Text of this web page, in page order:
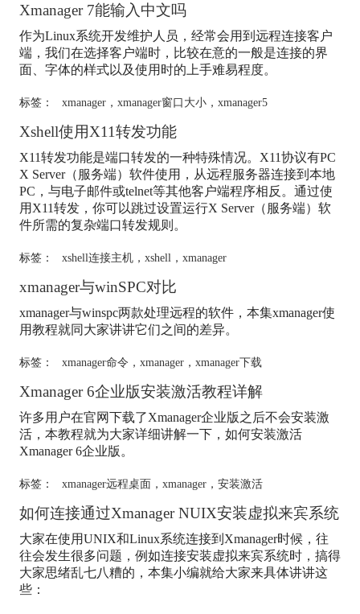
Xmanager 7能输入中文吗
作为Linux系统开发维护人员，经常会用到远程连接客户
端，我们在选择客户端时，比较在意的一般是连接的界
面、字体的样式以及使用时的上手难易程度。
标签： xmanager， xmanager窗口大小， xmanager5
Xshell使用X11转发功能
X11转发功能是端口转发的一种特殊情况。X11协议有PC
X Server（服务端）软件使用，从远程服务器连接到本地
PC，与电子邮件或telnet等其他客户端程序相反。通过使
用X11转发，你可以跳过设置运行X Server（服务端）软
件所需的复杂端口转发规则。
标签： xshell连接主机， xshell ， xmanager
xmanager与winSPC对比
xmanager与winspc两款处理远程的软件，本集xmanager使
用教程就同大家讲讲它们之间的差异。
标签： xmanager命令 ， xmanager， xmanager下载
Xmanager 6企业版安装激活教程详解
许多用户在官网下载了Xmanager企业版之后不会安装激
活，本教程就为大家详细讲解一下，如何安装激活
Xmanager 6企业版。
标签： xmanager远程桌面， xmanager， 安装激活
如何连接通过Xmanager NUIX安装虚拟来宾系统
大家在使用UNIX和Linux系统连接到Xmanager时候，往
往会发生很多问题，例如连接安装虚拟来宾系统时，搞得
大家思绪乱七八糟的，本集小编就给大家来具体讲讲这
些：